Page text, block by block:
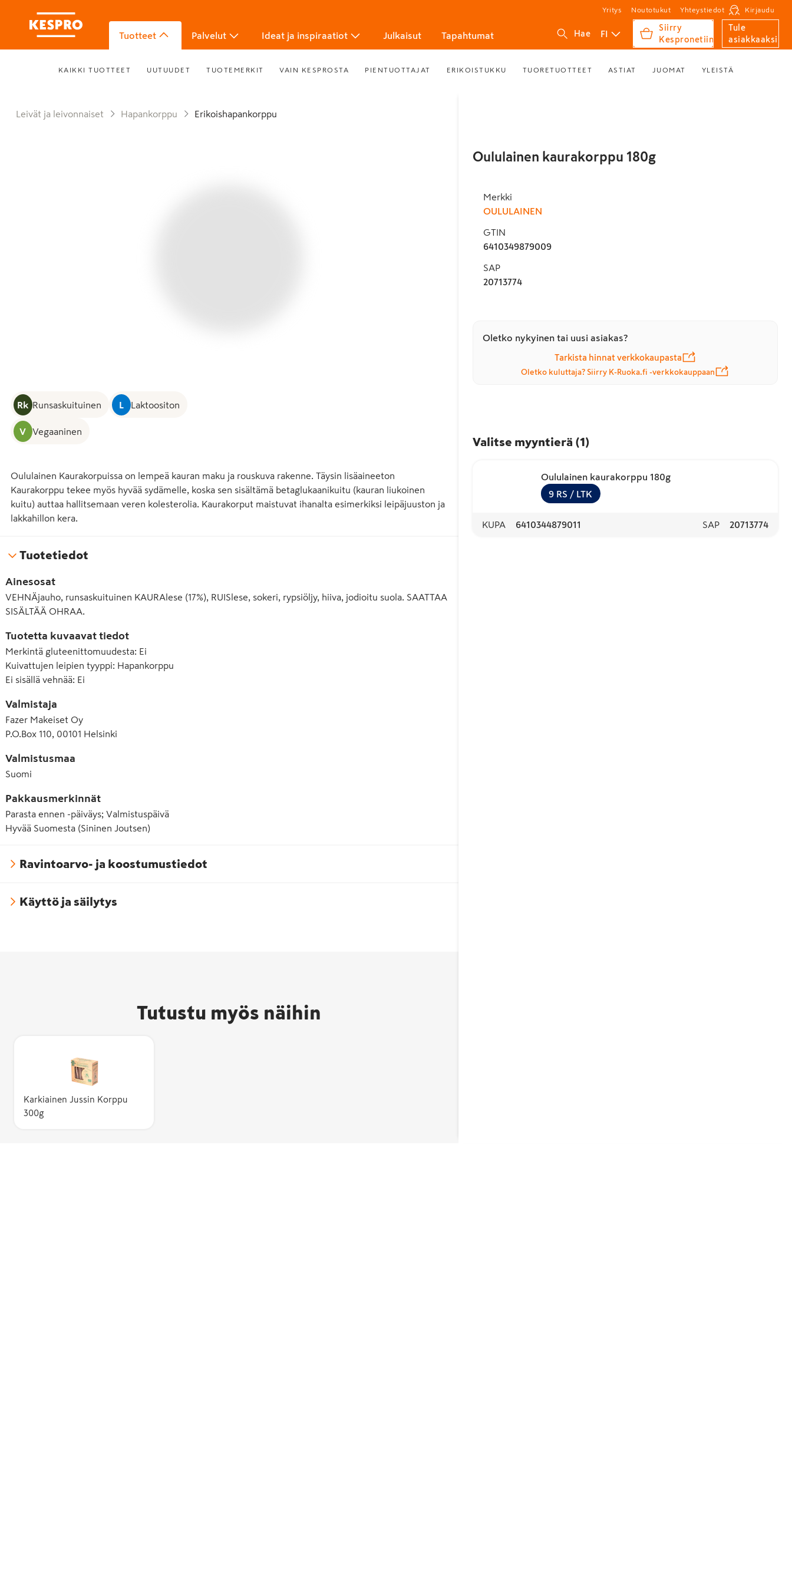
Yritys Noutotukut Yhteystiedot Kirjaudu
Tuotteet Palvelut Ideat ja inspiraatiot Julkaisut Tapahtumat Hae FI
Siirry
Kespronetiin
Tule
asiakkaaksi
KAIKKI TUOTTEET UUTUUDET TUOTEMERKIT VAIN KESPROSTA PIENTUOTTAJAT ERIKOISTUKKU TUORETUOTTEET ASTIAT JUOMAT YLEISTÄ
Leivät ja leivonnaiset Hapankorppu Erikoishapankorppu
Rk Runsaskuituinen L Laktoositon
V Vegaaninen
Oululainen Kaurakorpuissa on lempeä kauran maku ja rouskuva rakenne. Täysin lisäaineeton
Kaurakorppu tekee myös hyvää sydämelle, koska sen sisältämä betaglukaanikuitu (kauran liukoinen
kuitu) auttaa hallitsemaan veren kolesterolia. Kaurakorput maistuvat ihanalta esimerkiksi leipäjuuston ja
lakkahillon kera.
Tuotetiedot
Ainesosat
VEHNÄjauho, runsaskuituinen KAURAlese (17%), RUISlese, sokeri, rypsiöljy, hiiva, jodioitu suola. SAATTAA
SISÄLTÄÄ OHRAA.
Tuotetta kuvaavat tiedot
Merkintä gluteenittomuudesta: Ei
Kuivattujen leipien tyyppi: Hapankorppu
Ei sisällä vehnää: Ei
Valmistaja
Fazer Makeiset Oy
P.O.Box 110, 00101 Helsinki
Valmistusmaa
Suomi
Pakkausmerkinnät
Parasta ennen -päiväys; Valmistuspäivä
Hyvää Suomesta (Sininen Joutsen)
Ravintoarvo- ja koostumustiedot
Käyttö ja säilytys
Tutustu myös näihin
Karkiainen Jussin Korppu
300g
Oululainen kaurakorppu 180g
Merkki
OULULAINEN
GTIN
6410349879009
SAP
20713774
Oletko nykyinen tai uusi asiakas?
Tarkista hinnat verkkokaupasta
Oletko kuluttaja? Siirry K-Ruoka.fi -verkkokauppaan
Valitse myyntierä (1 )
Oululainen kaurakorppu 180g
9 RS / LTK
KUPA 6410344879011 SAP 20713774